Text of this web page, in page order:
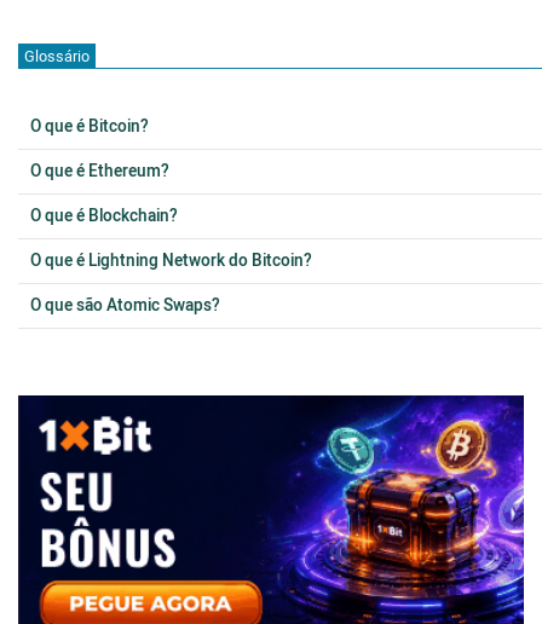
Glossário
O que é Bitcoin?
O que é Ethereum?
O que é Blockchain?
O que é Lightning Network do Bitcoin?
O que são Atomic Swaps?